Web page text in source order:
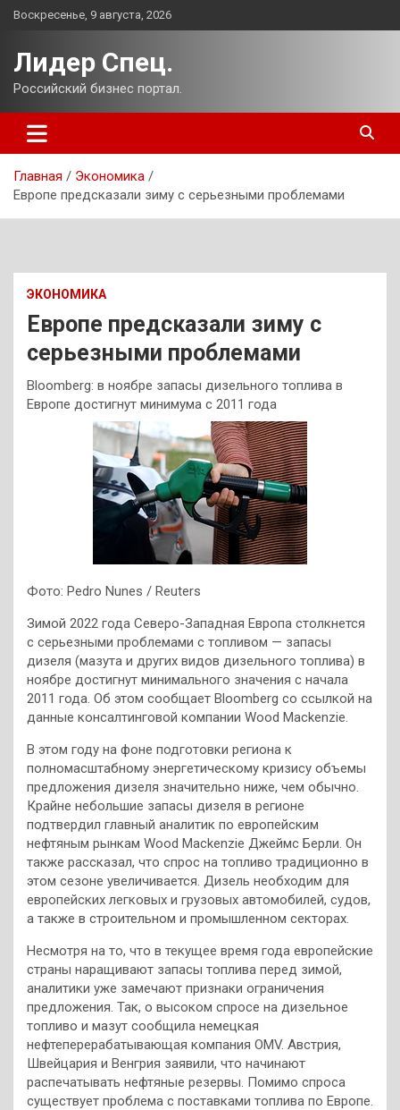
Перейти
Воскресенье, 9 августа, 2026
Лидер Спец.
Российский бизнес портал.
Главная
Экономика
Европе предсказали зиму с серьезными проблемами
ЭКОНОМИКА
Европе предсказали зиму с
серьезными проблемами
Bloomberg: в ноябре запасы дизельного топлива в
Европе достигнут минимума с 2011 года
Фото: Pedro Nunes / Reuters
Зимой 2022 года Северо-Западная Европа столкнется
с серьезными проблемами с топливом — запасы
дизеля (мазута и других видов дизельного топлива) в
ноябре достигнут минимального значения с начала
2011 года. Об этом сообщает Bloomberg со ссылкой на
данные консалтинговой компании Wood Mackenzie.
В этом году на фоне подготовки региона к
полномасштабному энергетическому кризису объемы
предложения дизеля значительно ниже, чем обычно.
Крайне небольшие запасы дизеля в регионе
подтвердил главный аналитик по европейским
нефтяным рынкам Wood Mackenzie Джеймс Берли. Он
также рассказал, что спрос на топливо традиционно в
этом сезоне увеличивается. Дизель необходим для
европейских легковых и грузовых автомобилей, судов,
а также в строительном и промышленном секторах.
Несмотря на то, что в текущее время года европейские
страны наращивают запасы топлива перед зимой,
аналитики уже замечают признаки ограничения
предложения. Так, о высоком спросе на дизельное
топливо и мазут сообщила немецкая
нефтеперерабатывающая компания OMV. Австрия,
Швейцария и Венгрия заявили, что начинают
распечатывать нефтяные резервы. Помимо спроса
существует проблема с поставками топлива по Европе.